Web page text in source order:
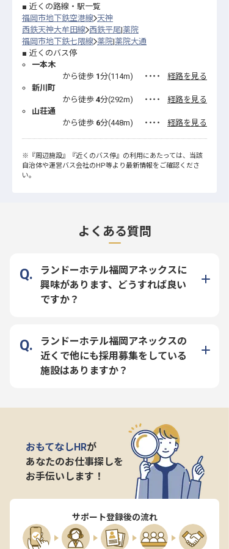
近くの路線・駅一覧
福岡市地下鉄空港線 天神
西鉄天神大牟田線 西鉄平尾 薬院
福岡市地下鉄七隈線 薬院 薬院大通
近くのバス停
一本木
から徒歩 1分(114m) ・・・・
経路を見る
新川町
から徒歩 4分(292m) ・・・・
経路を見る
山荘通
から徒歩 6分(448m) ・・・・ 経路を見る
※ 『周辺施設』 『近くのバス停』 の利用にあたっては、当該
自治体や運営バス会社のHP等より最新情報をご確認くださ
い。
よくある質問
ランドーホテル福岡アネックスに
興味があります、どうすれば良い
ですか？
ランドーホテル福岡アネックスの
近くで他にも採用募集をしている
施設はありますか？
おもてなしHRが
あなたのお仕事探しを
お手伝いします！
サポート登録後の流れ